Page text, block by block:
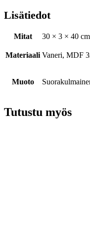
Lisätiedot
Mitat 30 × 3 × 40
Materiaali Vaneri, MDF
Muoto
Tutustu myös